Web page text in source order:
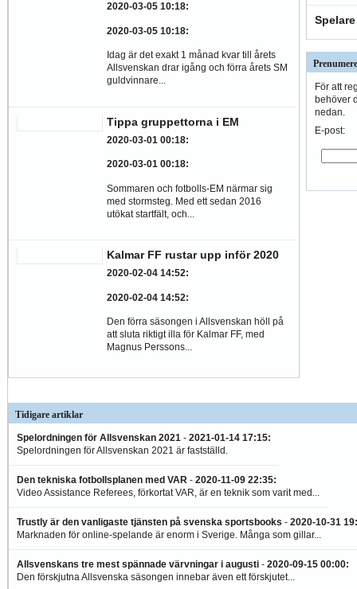
2020-03-05 10:18:
2020-03-05 10:18:
Idag är det exakt 1 månad kvar till årets
Allsvenskan drar igång och förra årets SM
guldvinnare...
Tippa gruppettorna i EM
2020-03-01 00:18:
2020-03-01 00:18:
Sommaren och fotbolls-EM närmar sig
med stormsteg. Med ett sedan 2016
utökat startfält, och...
Kalmar FF rustar upp inför 2020
2020-02-04 14:52:
2020-02-04 14:52:
Den förra säsongen i Allsvenskan höll på
att sluta riktigt illa för Kalmar FF, med
Magnus Perssons...
För att
behöver
nedan.
E-post:
Tidigare artiklar
Spelordningen för Allsvenskan 2021 - 2021-01-14 17:15:
Spelordningen för Allsvenskan 2021 är fastställd.
Den tekniska fotbollsplanen med VAR - 2020-11-09 22:35:
Video Assistance Referees, förkortat VAR, är en teknik som varit med...
Trustly är den vanligaste tjänsten på svenska sportsbooks - 2020-10-31
Marknaden för online-spelande är enorm i Sverige. Många som gillar...
Allsvenskans tre mest spännade värvningar i augusti - 2020-09-15 00:00:
Den förskjutna Allsvenska säsongen innebar även ett förskjutet...